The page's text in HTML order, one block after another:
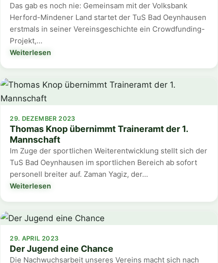
Das gab es noch nie: Gemeinsam mit der Volksbank
Herford-Mindener Land startet der TuS Bad Oeynhausen
erstmals in seiner Vereinsgeschichte ein Crowdfunding-
Projekt,…
Weiterlesen
29. DEZEMBER 2023
Thomas Knop übernimmt Traineramt der 1.
Mannschaft
Im Zuge der sportlichen Weiterentwicklung stellt sich der
TuS Bad Oeynhausen im sportlichen Bereich ab sofort
personell breiter auf. Zaman Yagiz, der…
Weiterlesen
29. APRIL 2023
Der Jugend eine Chance
Die Nachwuchsarbeit unseres Vereins macht sich nach